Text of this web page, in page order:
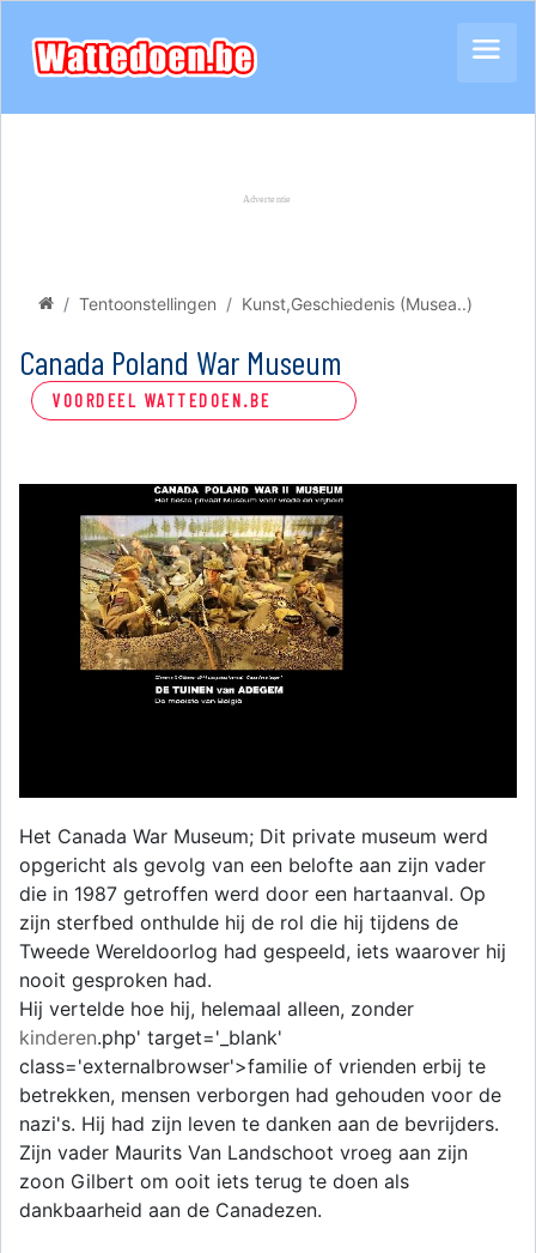
Tentoonstellingen Kunst,Geschiedenis (Musea..)
Canada Poland War Museum
VOORDEEL WATTEDOEN.BE
Het Canada War Museum; Dit private museum werd
opgericht als gevolg van een belofte aan zijn vader
die in 1987 getroffen werd door een hartaanval. Op
zijn sterfbed onthulde hij de rol die hij tijdens de
Tweede Wereldoorlog had gespeeld, iets waarover hij
nooit gesproken had.
Hij vertelde hoe hij, helemaal alleen, zonder
kinderen.php' target='_blank'
class='externalbrowser'>familie of vrienden erbij te
betrekken, mensen verborgen had gehouden voor de
nazi's. Hij had zijn leven te danken aan de bevrijders.
Zijn vader Maurits Van Landschoot vroeg aan zijn
zoon Gilbert om ooit iets terug te doen als
dankbaarheid aan de Canadezen.